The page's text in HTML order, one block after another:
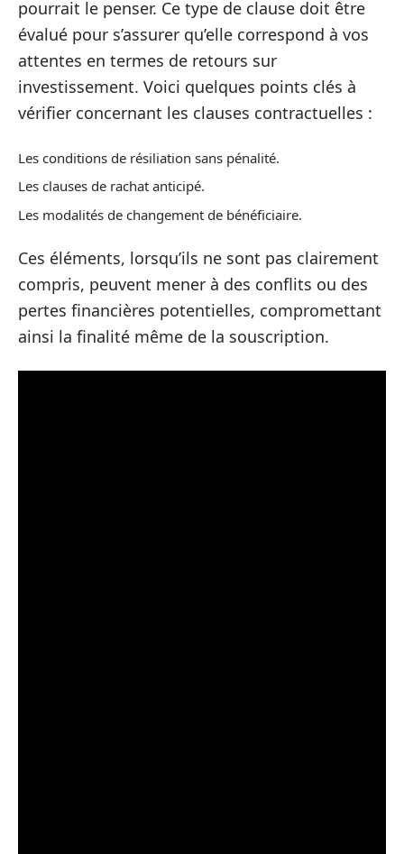
pourrait le penser. Ce type de clause doit être
évalué pour s’assurer qu’elle correspond à vos
attentes en termes de retours sur
investissement. Voici quelques points clés à
vérifier concernant les clauses contractuelles :
Les conditions de résiliation sans pénalité.
Les clauses de rachat anticipé.
Les modalités de changement de bénéficiaire.
Ces éléments, lorsqu’ils ne sont pas clairement
compris, peuvent mener à des conflits ou des
pertes financières potentielles, compromettant
ainsi la finalité même de la souscription.